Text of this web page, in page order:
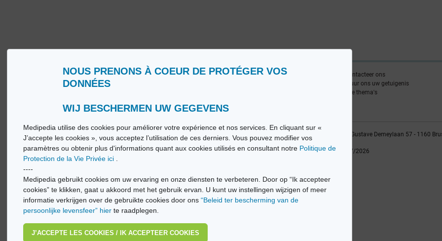
NOUS PRENONS À COEUR DE PROTÉGER VOS
DONNÉES
WIJ BESCHERMEN UW GEGEVENS
Medipedia utilise des cookies pour améliorer votre expérience et nos services. En cliquant sur «
J’accepte les cookies », vous acceptez l’utilisation de ces derniers. Vous pouvez modifier vos
paramètres ou obtenir plus d'informations quant aux cookies utilisés en consultant notre Politique de
Protection de la Vie Privée ici .
----
Medipedia gebruikt cookies om uw ervaring en onze diensten te verbeteren. Door op “Ik accepteer
cookies” te klikken, gaat u akkoord met het gebruik ervan. U kunt uw instellingen wijzigen of meer
informatie verkrijgen over de gebruikte cookies door ons“Beleid ter bescherming van de
persoonlijke levensfeer” hier te raadplegen.
J’ACCEPTE LES COOKIES / IK ACCEPTEER COOKIES
Wie zijn wij?
Gebruiksvoorwaarden
Woordenlijst
Contacteer ons
Stuur ons uw getuigenis
Alle thema's
© Vivio sa, 2014-2026 - Tous droits réservés | Avenue Gustave Demeylaan 57 - 1160
Laatste update: 22/07/2026